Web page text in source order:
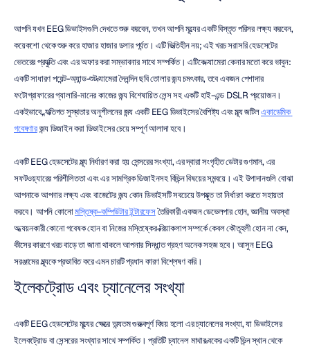
আপনি যখন EEG ডিভাইসগুলি দেখতে শুরু করবেন, তখন আপনি মূল্যের একটি বিস্তৃত পরিসর লক্ষ্য করবেন,
কয়েকশো থেকে শুরু করে হাজার হাজার ডলার পর্যন্ত। এটি ভিত্তিহীন নয়; এই খরচ সরাসরি হেডসেটের
ভেতরের প্রযুক্তি এবং এর অফার করা সম্ভাবনার সাথে সম্পর্কিত। এটিকে ক্যামেরা কেনার মতো করে ভাবুন:
একটি সাধারণ পয়েন্ট-অ্যান্ড-শুট ক্যামেরা দৈনন্দিন ছবি তোলার জন্য চমৎকার, তবে একজন পেশাদার
ফটোগ্রাফারের গ্যালারি-মানের কাজের জন্য বিশেষায়িত লেন্স সহ একটি হাই-এন্ড DSLR প্রয়োজন।
একইভাবে, ব্যক্তিগত সুস্থতার অনুশীলনের জন্য একটি EEG ডিভাইসের বৈশিষ্ট্য এবং মূল্য জটিল একাডেমিক
গবেষণার জন্য ডিজাইন করা ডিভাইসের চেয়ে সম্পূর্ণ আলাদা হবে।
একটি EEG হেডসেটের মূল্য নির্ধারণ করা হয় সেন্সরের সংখ্যা, এর দ্বারা সংগৃহীত ডেটার গুণমান, এর
সফটওয়্যারের পরিশীলিততা এবং এর সামগ্রিক ডিজাইনসহ বিভিন্ন বিষয়ের সমন্বয়ে। এই উপাদানগুলি বোঝা
আপনাকে আপনার লক্ষ্য এবং বাজেটের জন্য কোন ডিভাইসটি সবচেয়ে উপযুক্ত তা নির্ধারণ করতে সহায়তা
করবে। আপনি কোনো মস্তিষ্ক-কম্পিউটার ইন্টারফেস তৈরিকারী একজন ডেভেলপার হোন, জ্ঞানীয় অবস্থা
অধ্যয়নকারী কোনো গবেষক হোন বা নিজের মস্তিষ্কের ক্রিয়াকলাপ সম্পর্কে কেবল কৌতূহলী হোন না কেন,
কীসের কারণে খরচ বাড়ে তা জানা থাকলে আপনার সিদ্ধান্ত গ্রহণ অনেক সহজ হবে। আসুন EEG
সরঞ্জামের মূল্যকে প্রভাবিত করে এমন চারটি প্রধান কারণ বিশ্লেষণ করি।
ইলেকট্রোড এবং চ্যানেলের সংখ্যা
একটি EEG হেডসেটের মূল্যের ক্ষেত্রে অন্যতম গুরুত্বপূর্ণ বিষয় হলো এর চ্যানেলের সংখ্যা, যা ডিভাইসের
ইলেকট্রোড বা সেন্সরের সংখ্যার সাথে সম্পর্কিত। প্রতিটি চ্যানেল মাথার ত্বকের একটি ভিন্ন স্থান থেকে